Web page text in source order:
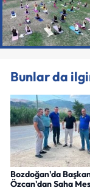
Bunlar da
Bozdoğan'da
Özcan'dan Saha